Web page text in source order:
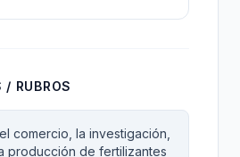
/ RUBROS
comercio, la investigación,
producción de fertilizantes